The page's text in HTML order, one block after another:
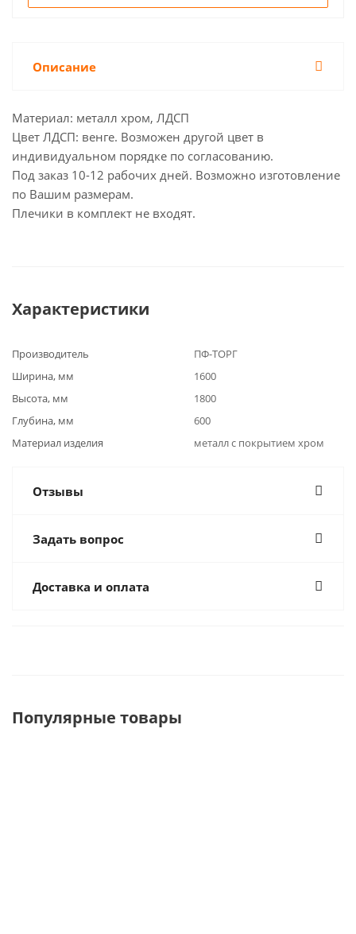
Описание
Материал: металл хром, ЛДСП
Цвет ЛДСП: венге. Возможен другой цвет в
индивидуальном порядке по согласованию.
Под заказ 10-12 рабочих дней. Возможно изготовление
по Вашим размерам.
Плечики в комплект не входят.
Характеристики
Производитель
ПФ-ТОРГ
Ширина, мм
1600
Высота, мм
1800
Глубина, мм
600
Материал изделия
металл с покрытием хром
Отзывы
Задать вопрос
Доставка и оплата
Популярные товары